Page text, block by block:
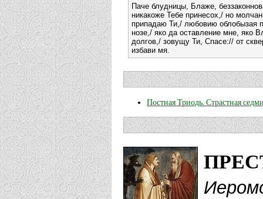
Паче блудницы, Блаже,
никакоже Тебе принесох,/ но
припадаю Ти,/ любовию облобызая
нозе,/ яко да оставление мне, яко
долгов,/ зовущу Ти, Спасе:// от
избави мя.
Постная Триодь. Страстная